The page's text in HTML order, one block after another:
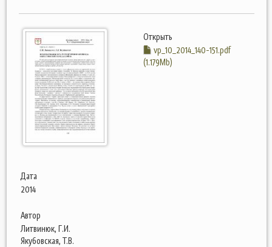
Открыть
vp_10_2014_140-151.pdf
(1.179Mb)
Дата
2014
Автор
Литвинюк, Г.И.
Якубовская, Т.В.